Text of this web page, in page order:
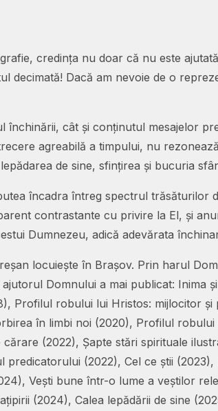
credința nu doar că nu este
decimată! Dacă am nevoie de o
închinării, cât și conținutul mesajelor
agreabilă a timpului, nu
de sine, sfințirea și bucuria
încadra întreg spectrul trăsăturilor
contrastante cu privire la El, și
Dumnezeu, adică adevărata
locuiește în Brașov. Prin harul
ajutorul Domnului a mai publicat: Inima
Profilul robului lui Hristos: mijlocitor
în limbi noi (2020), Profilul
cărare (2022), Șapte stări spirituale
predicatorului (2022), Cel ce știi
Vești bune într-o lume a veștilor
(2024), Calea lepădării de sine